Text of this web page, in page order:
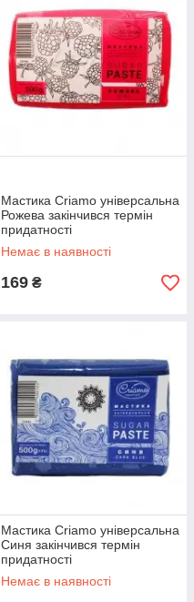
Мастика Criamo універсальна
Рожева закінчився термін
придатності
Немає в наявності
169 ₴
Мастика Criamo універсальна
Синя закінчився термін
придатності
Немає в наявності